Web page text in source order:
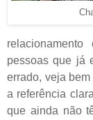
pessoas que já
errado, veja
a referência
que ainda não